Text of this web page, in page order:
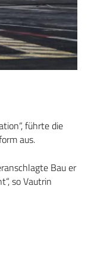
führte die
aus.
Bau er
so Vautrin